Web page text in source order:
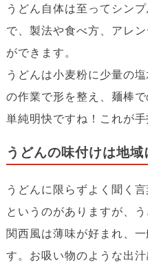
うどん自体は至ってシン
で、製法や食べ方、アレ
ができます。
うどんは小麦粉に少量の
の作業で形を整え、麺棒
単純明快ですね！これが手
うどんの味付けは地
うどんに限らずよく聞く
というのがありますが、
関西風は薄味が好まれ、
す。お吸い物のような出